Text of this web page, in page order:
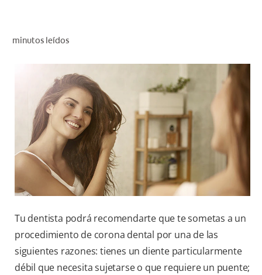
PARA PROFESIONALES
SUSCRÍBASE
minutos leídos
Tu dentista podrá recomendarte que te sometas a un
procedimiento de corona dental por una de las
siguientes razones: tienes un diente particularmente
débil que necesita sujetarse o que requiere un puente;